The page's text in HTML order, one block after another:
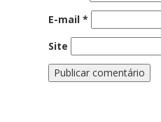
E-mail *
Site